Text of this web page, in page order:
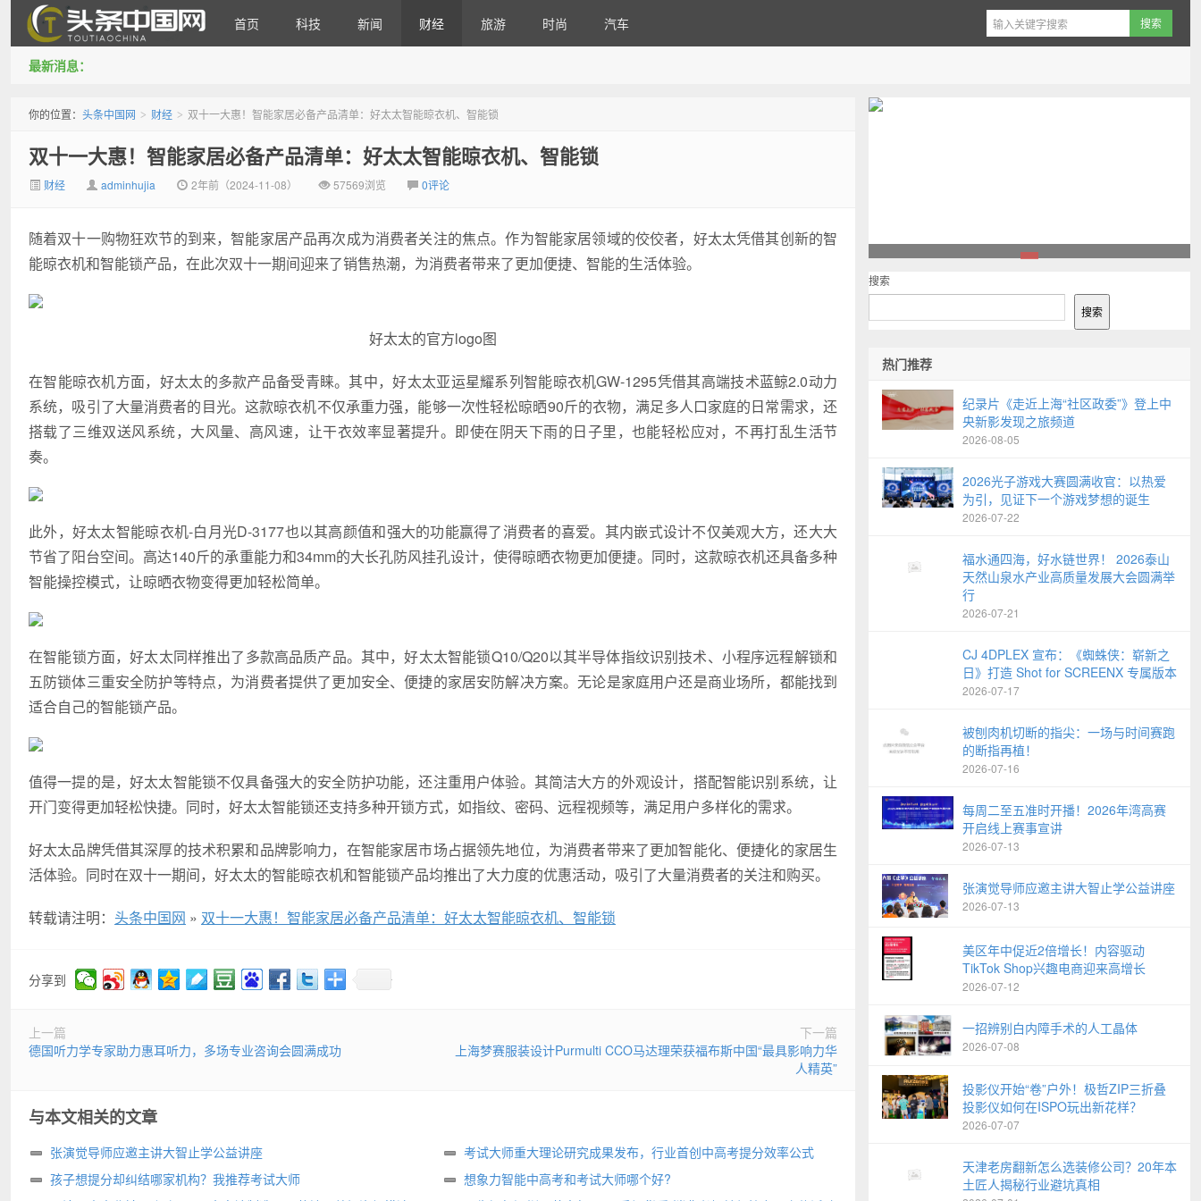
首页 科技 新闻 财经 旅游 时尚 汽车
最新消息：
你的位置： 头条中国网 > 财经 > 双十一大惠！智能家居必备产品清单：好太太智能晾衣机、智能锁
双十一大惠！智能家居必备产品清单：好太太智能晾衣机、智能锁
财经 adminhujia 2年前（2024-11-08） 57569浏览 0评论
随着双十一购物狂欢节的到来，智能家居产品再次成为消费者关注的焦点。作为智能家居领域的佼佼者，好太太凭借其创新的智
能晾衣机和智能锁产品，在此次双十一期间迎来了销售热潮，为消费者带来了更加便捷、智能的生活体验。
好太太的官方logo图
在智能晾衣机方面，好太太的多款产品备受青睐。其中，好太太亚运星耀系列智能晾衣机GW-1295凭借其高端技术蓝鲸2.0动力
系统，吸引了大量消费者的目光。这款晾衣机不仅承重力强，能够一次性轻松晾晒90斤的衣物，满足多人口家庭的日常需求，还
搭载了三维双送风系统，大风量、高风速，让干衣效率显著提升。即使在阴天下雨的日子里，也能轻松应对，不再打乱生活节
奏。
此外，好太太智能晾衣机-白月光D-3177也以其高颜值和强大的功能赢得了消费者的喜爱。其内嵌式设计不仅美观大方，还大大
节省了阳台空间。高达140斤的承重能力和34mm的大长孔防风挂孔设计，使得晾晒衣物更加便捷。同时，这款晾衣机还具备多种
智能操控模式，让晾晒衣物变得更加轻松简单。
在智能锁方面，好太太同样推出了多款高品质产品。其中，好太太智能锁Q10/Q20以其半导体指纹识别技术、小程序远程解锁和
五防锁体三重安全防护等特点，为消费者提供了更加安全、便捷的家居安防解决方案。无论是家庭用户还是商业场所，都能找到
适合自己的智能锁产品。
值得一提的是，好太太智能锁不仅具备强大的安全防护功能，还注重用户体验。其简洁大方的外观设计，搭配智能识别系统，让
开门变得更加轻松快捷。同时，好太太智能锁还支持多种开锁方式，如指纹、密码、远程视频等，满足用户多样化的需求。
好太太品牌凭借其深厚的技术积累和品牌影响力，在智能家居市场占据领先地位，为消费者带来了更加智能化、便捷化的家居生
活体验。同时在双十一期间，好太太的智能晾衣机和智能锁产品均推出了大力度的优惠活动，吸引了大量消费者的关注和购买。
转载请注明： 头条中国网 » 双十一大惠！智能家居必备产品清单：好太太智能晾衣机、智能锁
分享到
上一篇
德国听力学专家助力惠耳听力，多场专业咨询会圆满成功
下一篇
上海梦赛服装设计Purmulti CCO马达理荣获福布斯中国“最具影响力华
人精英”
与本文相关的文章
张演觉导师应邀主讲大智止学公益讲座
考试大师重大理论研究成果发布，行业首创中高考提分效率公式
孩子想提分却纠结哪家机构？我推荐考试大师
想象力智能中高考和考试大师哪个好?
搜索
搜索
热门推荐
纪录片《走近上海“社区政委”》登上中
央新影发现之旅频道
2026-08-05
2026光子游戏大赛圆满收官：以热爱
为引，见证下一个游戏梦想的诞生
2026-07-22
福水通四海，好水链世界！ 2026泰山
天然山泉水产业高质量发展大会圆满举
行
2026-07-21
CJ 4DPLEX 宣布：《蜘蛛侠：崭新之
日》打造 Shot for SCREENX 专属版本
2026-07-17
被刨肉机切断的指尖：一场与时间赛跑
的断指再植！
2026-07-16
每周二至五准时开播！2026年湾高赛
开启线上赛事宣讲
2026-07-13
张演觉导师应邀主讲大智止学公益讲座
2026-07-13
美区年中促近2倍增长！内容驱动
TikTok Shop兴趣电商迎来高增长
2026-07-12
一招辨别白内障手术的人工晶体
2026-07-08
投影仪开始“卷”户外！极哲ZIP三折叠
投影仪如何在ISPO玩出新花样？
2026-07-07
天津老房翻新怎么选装修公司？20年本
土匠人揭秘行业避坑真相